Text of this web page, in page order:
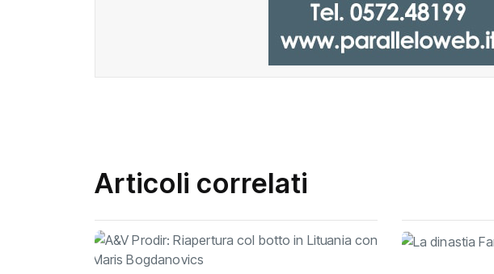
Articoli correlati